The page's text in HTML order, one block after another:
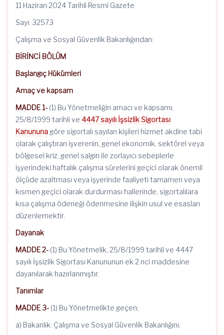
11 Haziran 2024 Tarihli Resmi Gazete
Sayı: 32573
Çalışma ve Sosyal Güvenlik Bakanlığından:
BİRİNCİ BÖLÜM
Başlangıç Hükümleri
Amaç ve kapsam
MADDE 1- (1) Bu Yönetmeliğin amacı ve kapsamı;
25/8/1999 tarihli ve 4447 sayılı İşsizlik Sigortası
Kanununa göre sigortalı sayılan kişileri hizmet akdine tabi
olarak çalıştıran işverenin, genel ekonomik, sektörel veya
bölgesel kriz, genel salgın ile zorlayıcı sebeplerle
işyerindeki haftalık çalışma sürelerini geçici olarak önemli
ölçüde azaltması veya işyerinde faaliyeti tamamen veya
kısmen geçici olarak durdurması hallerinde, sigortalılara
kısa çalışma ödeneği ödenmesine ilişkin usul ve esasları
düzenlemektir.
Dayanak
MADDE 2- (1) Bu Yönetmelik, 25/8/1999 tarihli ve 4447
sayılı İşsizlik Sigortası Kanununun ek 2 nci maddesine
dayanılarak hazırlanmıştır.
Tanımlar
MADDE 3- (1) Bu Yönetmelikte geçen;
a) Bakanlık: Çalışma ve Sosyal Güvenlik Bakanlığını,